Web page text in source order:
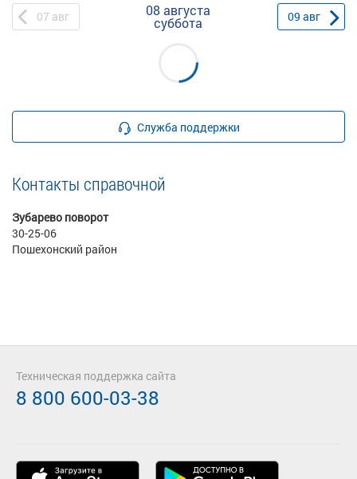
07 авг 08 августа
суббота 09 авг
Служба поддержки
Контакты справочной
Зубарево поворот
30-25-06
Пошехонский район
Техническая поддержка сайта
8 800 600-03-38